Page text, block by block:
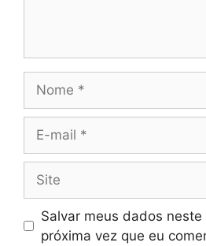
Salvar meus dados
próxima vez que eu